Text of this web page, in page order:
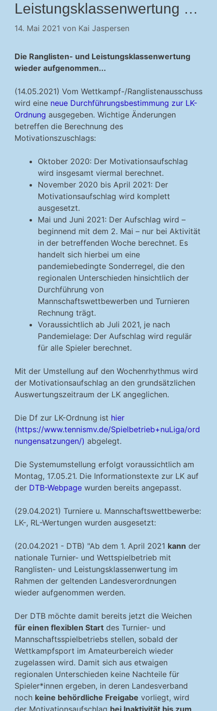
Leistungsklassenwertung …
14. Mai 2021 von Kai Jaspersen
Die Ranglisten- und Leistungsklassenwertung
wieder aufgenommen...
(14.05.2021) Vom Wettkampf-/Ranglistenausschuss
wird eine neue Durchführungsbestimmung zur LK-
Ordnung ausgegeben. Wichtige Änderungen
betreffen die Berechnung des
Motivationszuschlags:
Oktober 2020: Der Motivationsaufschlag
wird insgesamt viermal berechnet.
November 2020 bis April 2021: Der
Motivationsaufschlag wird komplett
ausgesetzt.
Mai und Juni 2021: Der Aufschlag wird –
beginnend mit dem 2. Mai – nur bei Aktivität
in der betreffenden Woche berechnet. Es
handelt sich hierbei um eine
pandemiebedingte Sonderregel, die den
regionalen Unterschieden hinsichtlich der
Durchführung von
Mannschaftswettbewerben und Turnieren
Rechnung trägt.
Voraussichtlich ab Juli 2021, je nach
Pandemielage: Der Aufschlag wird regulär
für alle Spieler berechnet.
Mit der Umstellung auf den Wochenrhythmus wird
der Motivationsaufschlag an den grundsätzlichen
Auswertungszeitraum der LK angeglichen.
Die Df zur LK-Ordnung ist hier
(https://www.tennismv.de/Spielbetrieb+nuLiga/ord
nungensatzungen/) abgelegt.
Die Systemumstellung erfolgt voraussichtlich am
Montag, 17.05.21. Die Informationstexte zur LK auf
der DTB-Webpage wurden bereits angepasst.
(29.04.2021) Turniere u. Mannschaftswettbewerbe:
LK-, RL-Wertungen wurden ausgesetzt:
(20.04.2021 - DTB) "Ab dem 1. April 2021 kann der
nationale Turnier- und Wettspielbetrieb mit
Ranglisten- und Leistungsklassenwertung im
Rahmen der geltenden Landesverordnungen
wieder aufgenommen werden.
Der DTB möchte damit bereits jetzt die Weichen
für einen flexiblen Start des Turnier- und
Mannschaftsspielbetriebs stellen, sobald der
Wettkampfsport im Amateurbereich wieder
zugelassen wird. Damit sich aus etwaigen
regionalen Unterschieden keine Nachteile für
Spieler*innen ergeben, in deren Landesverband
noch keine behördliche Freigabe vorliegt, wird
der Motivationsaufschlag bei Inaktivität bis zum